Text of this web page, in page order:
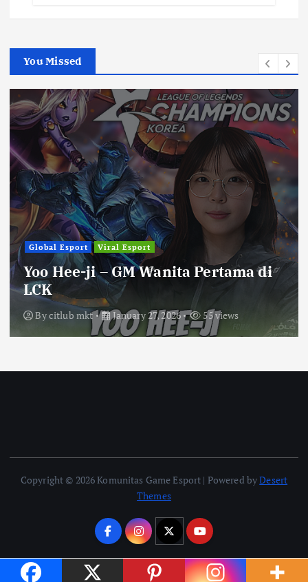
You Missed
Global Esport Viral Esport
Yoo Hee-ji – GM Wanita Pertama di
LCK
Bycitlub mkt January 27, 2026 55 views
Copyright © 2026 Komunitas Game Esport | Powered byDesert
Themes